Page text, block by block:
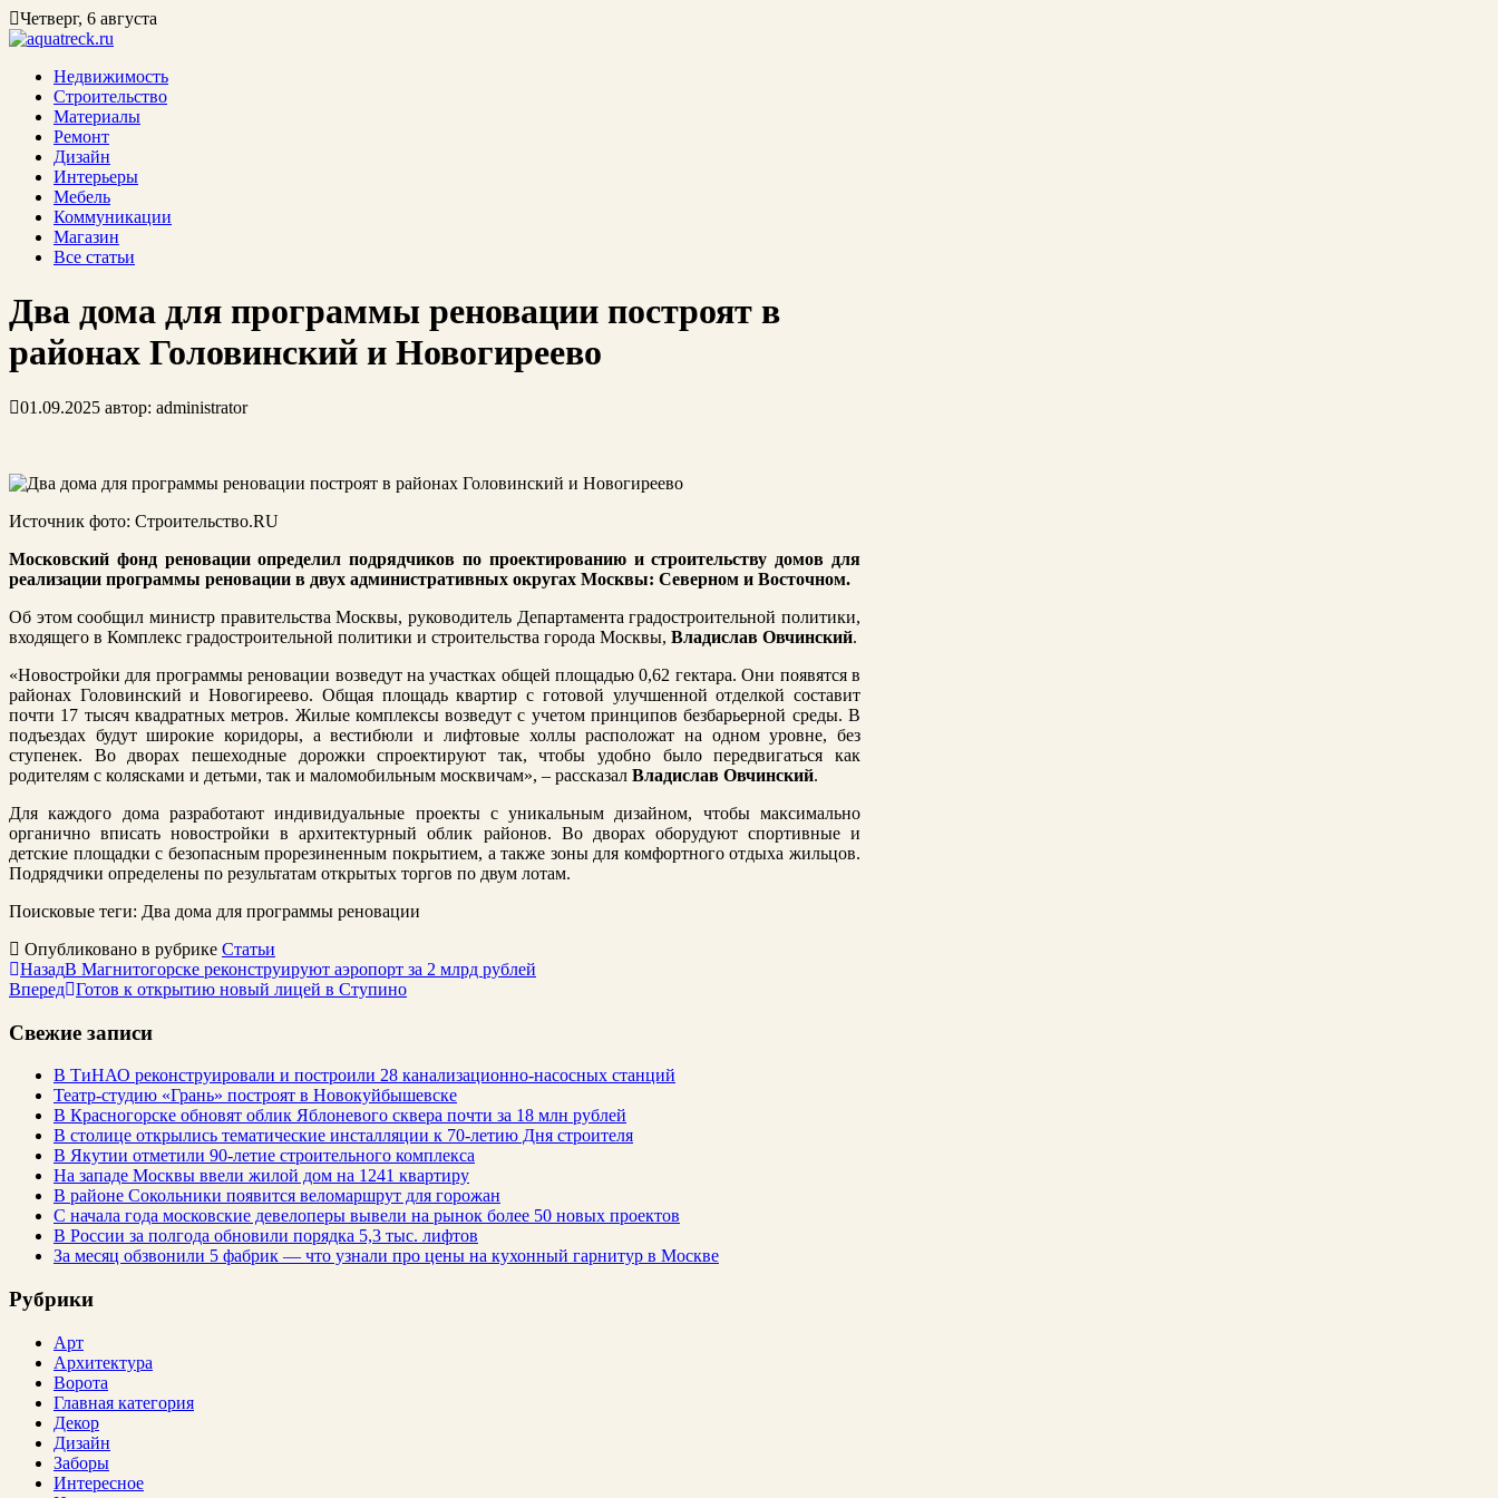
Четверг, 6 августа
Недвижимость
Строительство
Материалы
Ремонт
Дизайн
Интерьеры
Мебель
Коммуникации
Магазин
Все статьи
Два дома для программы реновации построят в
районах Головинский и Новогиреево
01.09.2025 автор: administrator
Источник фото: Строительство.RU
Московский фонд реновации определил подрядчиков по проектированию и строительству домов для
реализации программы реновации в двух административных округах Москвы: Северном и Восточном.
Об этомсообщил министр правительства Москвы, руководитель Департамента градостроительной политики,
входящего в Комплекс градостроительной политики и строительства города Москвы, Владислав Овчинский.
«Новостройки для программы реновации возведут на участках общей площадью 0,62 гектара. Они появятся в
районах Головинский иНовогиреево. Общая площадь квартир с готовой улучшенной отделкой составит
почти 17 тысяч квадратных метров. Жилые комплексы возведут с учетом принципов безбарьерной среды. В
подъездах будут широкие коридоры, а вестибюли и лифтовые холлы расположат на одном уровне, без
ступенек. Во дворах пешеходные дорожки спроектируют так, чтобы удобно было передвигаться как
родителям с колясками и детьми, так и маломобильным москвичам», – рассказал Владислав Овчинский.
Для каждого дома разработают индивидуальные проекты с уникальным дизайном, чтобы максимально
органично вписать новостройки в архитектурный облик районов. Во дворах оборудуют спортивные и
детские площадки с безопасным прорезиненным покрытием, а также зоны для комфортного отдыха жильцов.
Подрядчики определены по результатам открытых торгов по двум лотам.
Поисковые теги: Два дома для программы реновации
Опубликовано в рубрике Статьи
НазадВ Магнитогорске реконструируют аэропорт за 2 млрд рублей
Вперед Готов к открытию новый лицей в Ступино
Свежие записи
В ТиНАО реконструировали и построили 28 канализационно-насосных станций
Театр-студию «Грань» построят в Новокуйбышевске
В Красногорске обновят облик Яблоневого сквера почти за 18 млн рублей
В столице открылись тематические инсталляции к 70-летию Дня строителя
В Якутии отметили 90-летие строительного комплекса
На западе Москвы ввели жилой дом на 1241 квартиру
В районе Сокольники появится веломаршрут для горожан
С начала года московские девелоперы вывели на рынок более 50 новых проектов
В России за полгода обновили порядка 5,3 тыс. лифтов
За месяц обзвонили 5 фабрик — что узнали про цены на кухонный гарнитур в Москве
Рубрики
Арт
Архитектура
Ворота
Главная категория
Декор
Дизайн
Заборы
Интересное